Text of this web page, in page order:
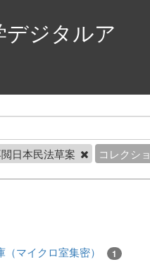
デジタルア
日本民法草案 コレクシ
マイクロ室集密） 1